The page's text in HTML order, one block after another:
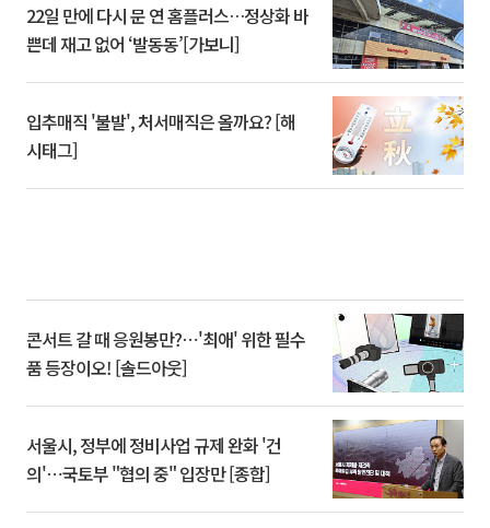
22일 만에 다시 문 연 홈플러스…정상화 바
쁜데 재고 없어 ‘발동동’[가보니]
입추매직 '불발', 처서매직은 올까요? [해
시태그]
콘서트 갈 때 응원봉만?⋯'최애' 위한 필수
품 등장이오! [솔드아웃]
서울시, 정부에 정비사업 규제 완화 '건
의'⋯국토부 "협의 중" 입장만 [종합]